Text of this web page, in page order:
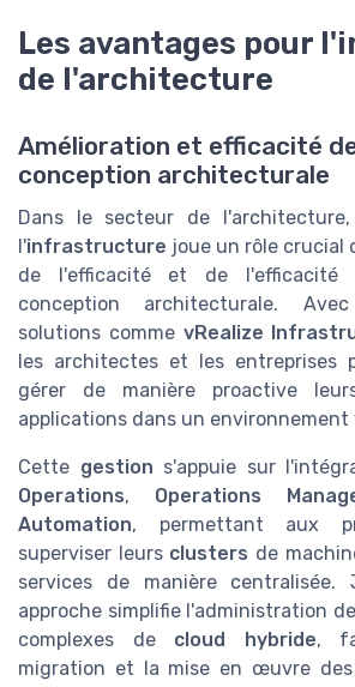
Les avantages pour
de l'architecture
Amélioration et efficacité
conception architecturale
Dans le secteur de
l'infrastructure joue un rôle crucial
de l'efficacité et de l'efficacité
conception architecturale.
solutions comme vRealize
les architectes et les entreprises
gérer de manière proactive
applications dans un environnement
Cette gestion s'appuie sur
Operations, Operations
Automation, permettant aux
superviser leurs clusters de
services de manière centralisée.
approche simplifie l'administration
complexes de cloud hybride,
migration et la mise en œuvre